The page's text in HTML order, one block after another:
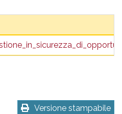
Versione stampabile